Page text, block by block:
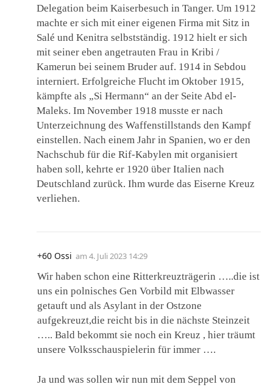
Delegation beim Kaiserbesuch in Tanger. Um 1912
machte er sich mit einer eigenen Firma mit Sitz in
Salé und Kenitra selbstständig. 1912 hielt er sich
mit seiner eben angetrauten Frau in Kribi /
Kamerun bei seinem Bruder auf. 1914 in Sebdou
interniert. Erfolgreiche Flucht im Oktober 1915,
kämpfte als „Si Hermann“ an der Seite Abd el-
Maleks. Im November 1918 musste er nach
Unterzeichnung des Waffenstillstands den Kampf
einstellen. Nach einem Jahr in Spanien, wo er den
Nachschub für die Rif-Kabylen mit organisiert
haben soll, kehrte er 1920 über Italien nach
Deutschland zurück. Ihm wurde das Eiserne Kreuz
verliehen.
+60 Ossi am 4. Juli 2023 14:29
Wir haben schon eine Ritterkreuzträgerin …..die ist
uns ein polnisches Gen Vorbild mit Elbwasser
getauft und als Asylant in der Ostzone
aufgekreuzt,die reicht bis in die nächste Steinzeit
….. Bald bekommt sie noch ein Kreuz , hier träumt
unsere Volksschauspielerin für immer ….
Ja und was sollen wir nun mit dem Seppel von